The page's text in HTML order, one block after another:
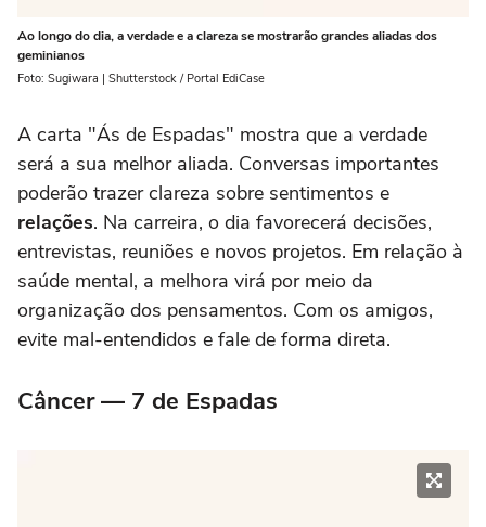
Ao longo do dia, a verdade e a clareza se mostrarão grandes aliadas dos
geminianos
Foto: Sugiwara | Shutterstock / Portal EdiCase
A carta "Ás de Espadas" mostra que a verdade
será a sua melhor aliada. Conversas importantes
poderão trazer clareza sobre sentimentos e
relações. Na carreira, o dia favorecerá decisões,
entrevistas, reuniões e novos projetos. Em relação à
saúde mental, a melhora virá por meio da
organização dos pensamentos. Com os amigos,
evite mal-entendidos e fale de forma direta.
Câncer — 7 de Espadas